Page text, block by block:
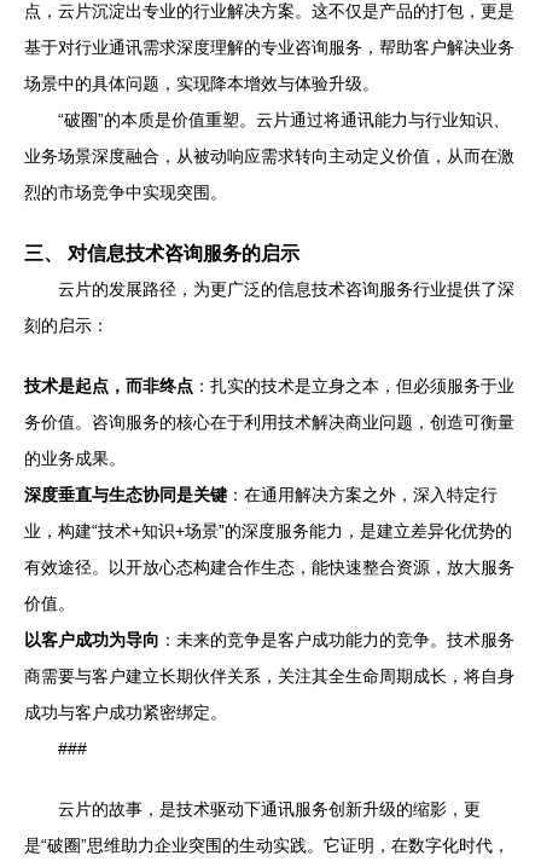
点，云片沉淀出专业的行业解决方案。这不仅是产品的打包，更是
基于对行业通讯需求深度理解的专业咨询服务，帮助客户解决业务
场景中的具体问题，实现降本增效与体验升级。
“破圈”的本质是价值重塑。云片通过将通讯能力与行业知识、
业务场景深度融合，从被动响应需求转向主动定义价值，从而在激
烈的市场竞争中实现突围。
三、 对信息技术咨询服务的启示
云片的发展路径，为更广泛的信息技术咨询服务行业提供了深
刻的启示：
技术是起点，而非终点 ：扎实的技术是立身之本，但必须服务于业
务价值。咨询服务的核心在于利用技术解决商业问题，创造可衡量
的业务成果。
深度垂直与生态协同是关键 ：在通用解决方案之外，深入特定行
业，构建“技术+知识+场景”的深度服务能力，是建立差异化优势的
有效途径。以开放心态构建合作生态，能快速整合资源，放大服务
价值。
以客户成功为导向 ：未来的竞争是客户成功能力的竞争。技术服务
商需要与客户建立长期伙伴关系，关注其全生命周期成长，将自身
成功与客户成功紧密绑定。
###
云片的故事，是技术驱动下通讯服务创新升级的缩影，更
是“破圈”思维助力企业突围的生动实践。它证明，在数字化时代，